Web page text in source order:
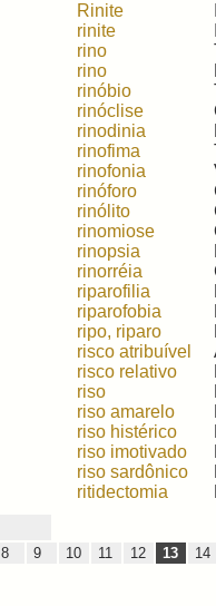
Rinite
rinite
rino
rino
rinóbio
rinóclise
rinodinia
rinofima
rinofonia
rinóforo
rinólito
rinomiose
rinopsia
rinorréia
riparofilia
riparofobia
ripo, riparo
risco atribuível
risco relativo
riso
riso amarelo
riso histérico
riso imotivado
riso sardônico
ritidectomia
8 9 10 11 12 13 14